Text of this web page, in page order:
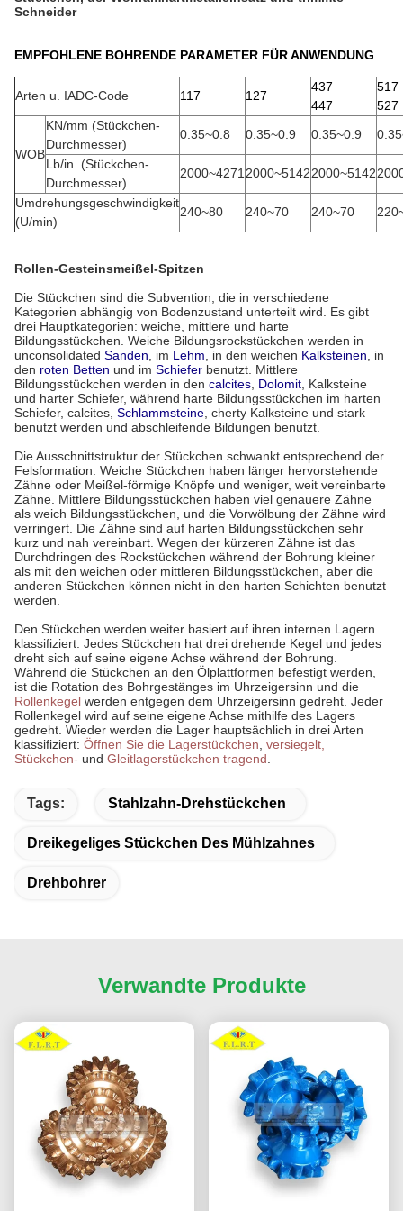
Schneider
EMPFOHLENE BOHRENDE PARAMETER FÜR ANWENDUNG
Arten u. IADC-Code 117 127
437
447
517
527
WOB
KN/mm (Stückchen-
Durchmesser)
0.35~0.8 0.35~0.9 0.35~0.9
Lb/in. (Stückchen-
Durchmesser)
2000~4271 2000~51422000~5142
Umdrehungsgeschwindigkeit
(U/min)
240~80 240~70 240~70
Rollen-Gesteinsmeißel-Spitzen
Die Stückchen sind die Subvention, die in verschiedene
Kategorien abhängig von Bodenzustand unterteilt wird. Es gibt
drei Hauptkategorien: weiche, mittlere und harte
Bildungsstückchen. Weiche Bildungsrockstückchen werden in
unconsolidated Sanden , im Lehm , in den weichen Kalksteinen , in
den roten Betten und im Schiefer benutzt. Mittlere
Bildungsstückchen werden in den calcites Dolomit , Kalksteine
und harter Schiefer, während harte Bildungsstückchen im harten
Schiefer, calcites, Schlammsteine , cherty Kalksteine und stark
benutzt werden und abschleifende Bildungen benutzt.
Die Ausschnittstruktur der Stückchen schwankt entsprechend der
Felsformation. Weiche Stückchen haben länger hervorstehende
Zähne oder Meißel-förmige Knöpfe und weniger, weit vereinbarte
Zähne. Mittlere Bildungsstückchen haben viel genauere Zähne
als weich Bildungsstückchen, und die Vorwölbung der Zähne wird
verringert. Die Zähne sind auf harten Bildungsstückchen sehr
kurz und nah vereinbart. Wegen der kürzeren Zähne ist das
Durchdringen des Rockstückchen während der Bohrung kleiner
als mit den weichen oder mittleren Bildungsstückchen, aber die
anderen Stückchen können nicht in den harten Schichten benutzt
werden.
Den Stückchen werden weiter basiert auf ihren internen Lagern
klassifiziert. Jedes Stückchen hat drei drehende Kegel und jedes
dreht sich auf seine eigene Achse während der Bohrung.
Während die Stückchen an den Ölplattformen befestigt werden,
ist die Rotation des Bohrgestänges im Uhrzeigersinn und die
Rollenkegel werden entgegen dem Uhrzeigersinn gedreht. Jeder
Rollenkegel wird auf seine eigene Achse mithilfe des Lagers
gedreht. Wieder werden die Lager hauptsächlich in drei Arten
klassifiziert: Öffnen Sie die Lagerstückchen versiegelt,
Stückchen- und Gleitlagerstückchen tragend
Tags: Stahlzahn-Drehstückchen
Dreikegeliges Stückchen Des Mühlzahnes
Drehbohrer
Verwandte Produkte